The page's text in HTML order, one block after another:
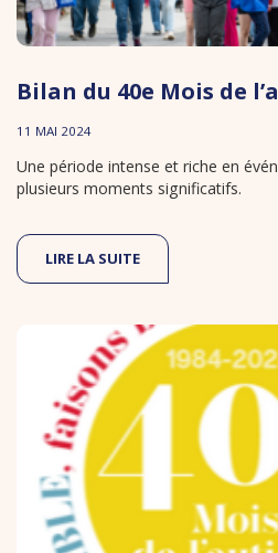
Bilan du 40e Mois de
11 MAI 2024
Une période intense et riche en
plusieurs moments significatifs.
LIRE LA SUITE